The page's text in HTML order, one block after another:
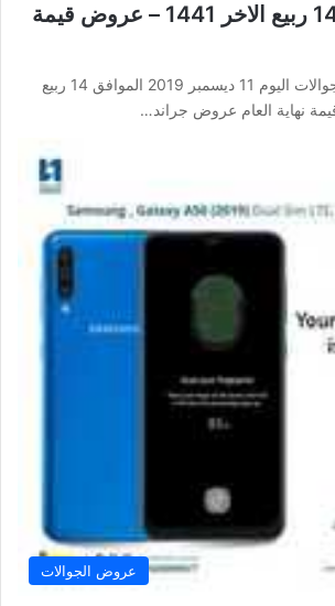
2019 الموافق 14 ربيع الاخر 1441 – عروض قيمة
عروض جراند مارت الجوالات اليوم 11 ديسمبر 2019 الموافق 14 ربيع
عروض الجوالات